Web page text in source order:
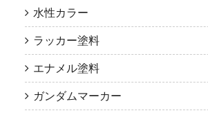
水性カラー
ラッカー塗料
エナメル塗料
ガンダムマーカー